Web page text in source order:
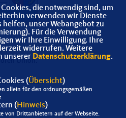
Union.
van Baal.
die notwendig sind, um
verwenden wir Dienste
unser Webangebot zu
Für die Verwendung
wir Ihre Einwilligung. Ihre
widerrufen. Weitere
unserer Datenschutzerklärung.
(Übersicht)
allein für den ordnungsgemäßen
( Hinweis)
von Drittanbietern auf der Webseite.